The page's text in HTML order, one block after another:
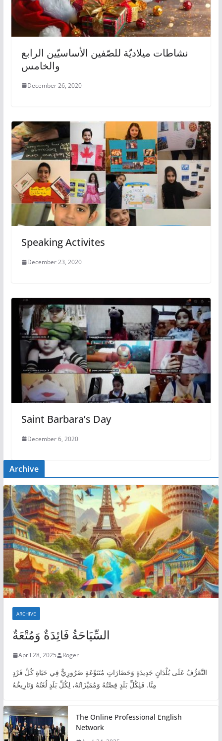
نشاطات ميلاديّة للصّفين الأساسيّين الرابع
والخامس
December 26, 2020
Speaking Activites
December 23, 2020
Saint Barbara’s Day
December 6, 2020
Archive
ARCHIVE
السِّيَاحَةُ فَائِدَةٌ وَمُتْعَةٌ
April 28, 2025 Roger
التَّعَرُّفُ عَلَى بُلْدَانٍ جَدِيدَةٍ وَحَضَارَاتٍ مُتَنَوِّعَةٍ ضَرُورِيٌّ فِي حَيَاةِ كُلِّ فَرْدٍ
مِنَّا. فَلِكُلِّ بَلَدٍ قِصَّتُهُ وَمُمَيِّزَاتُهُ، لِكُلِّ بَلَدٍ لُغَتُهُ وَتَارِيخُهُ
The Online Professional English
Network